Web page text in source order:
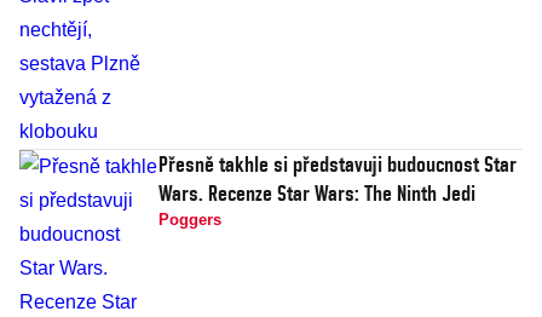
Přesně takhle si představuji budoucnost Star
Wars. Recenze Star Wars: The Ninth Jedi
Poggers